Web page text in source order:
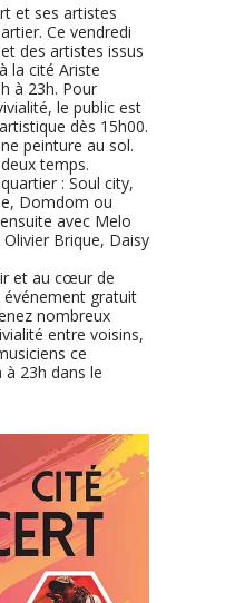
et ses artistes
Ce vendredi
des artistes issus
la cité Ariste
à 23h. Pour
le public est
dès 15h00.
peinture au sol.
temps.
: Soul city,
Domdom ou
avec Melo
Brique, Daisy
et au cœur de
gratuit
nombreux
entre voisins,
ce
23h dans le